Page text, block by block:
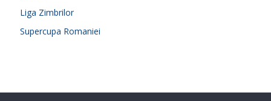
Liga Zimbrilor
Supercupa Romaniei